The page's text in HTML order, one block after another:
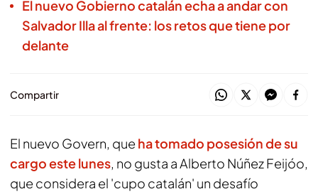
El nuevo Gobierno catalán echa a andar con
Salvador Illa al frente: los retos que tiene por
delante
Compartir
El nuevo Govern, que ha tomado posesión de su
cargo este lunes, no gusta a Alberto Núñez Feijóo,
que considera el 'cupo catalán' un desafío